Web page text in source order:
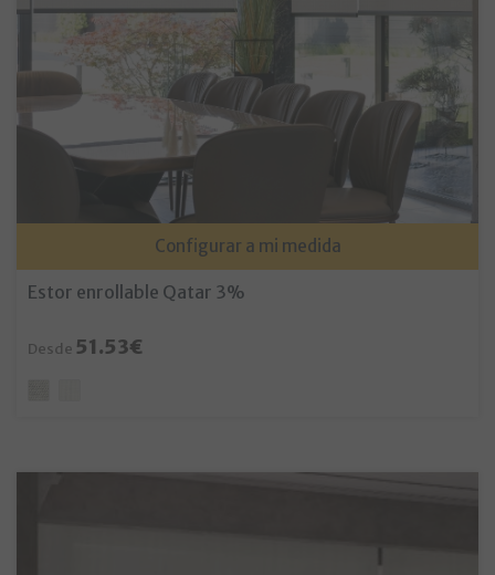
Configurar a mi medida
Estor enrollable Qatar 3%
Desde 51.53€